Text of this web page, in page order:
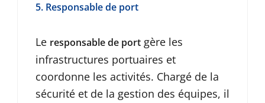
5. Responsable de port
Le responsable de port gère les
infrastructures portuaires et
coordonne les activités. Chargé de la
sécurité et de la gestion des équipes, il